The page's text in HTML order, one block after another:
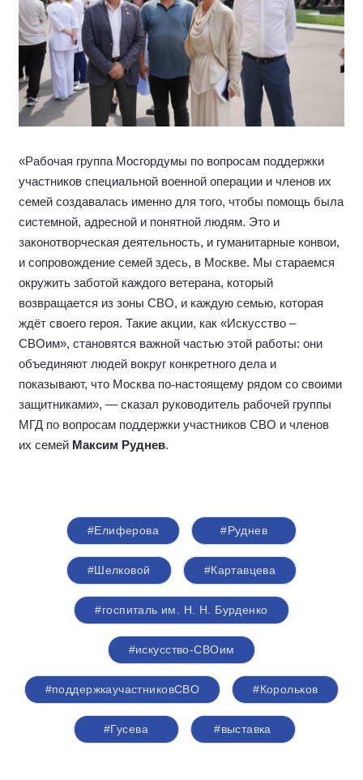
«Рабочая группа Мосгордумы по вопросам поддержки
участников специальной военной операции и членов их
семей создавалась именно для того, чтобы помощь была
системной, адресной и понятной людям. Это и
законотворческая деятельность, и гуманитарные конвои,
и сопровождение семей здесь, в Москве. Мы стараемся
окружить заботой каждого ветерана, который
возвращается из зоны СВО, и каждую семью, которая
ждёт своего героя. Такие акции, как «Искусство –
СВОим», становятся важной частью этой работы: они
объединяют людей вокруг конкретного дела и
показывают, что Москва по‑настоящему рядом со своими
защитниками», — сказал руководитель рабочей группы
МГД по вопросам поддержки участников СВО и членов
их семей Максим Руднев.
#Елиферова #Руднев
#Шелковой #Картавцева
#госпиталь им. Н. Н. Бурденко
#искусство-СВОим
#поддержкаучастниковСВО #Корольков
#Гусева #выставка